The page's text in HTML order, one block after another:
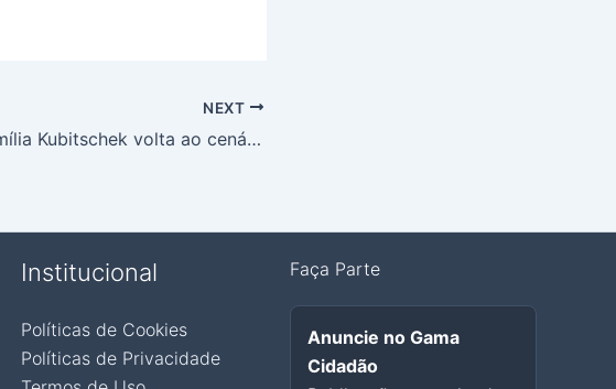
NEXT
Família Kubitschek volta ao cenário político no DF
Institucional
Políticas de Cookies
Políticas de Privacidade
Faça Parte
Anuncie no Gama
Cidadão